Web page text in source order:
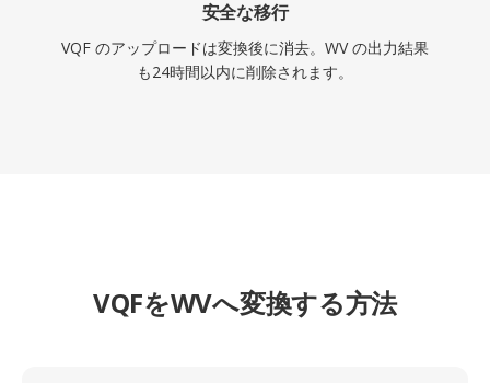
安全な移行
VQF のアップロードは変換後に消去。WV の出力結果
も24時間以内に削除されます。
VQFをWVへ変換する方法